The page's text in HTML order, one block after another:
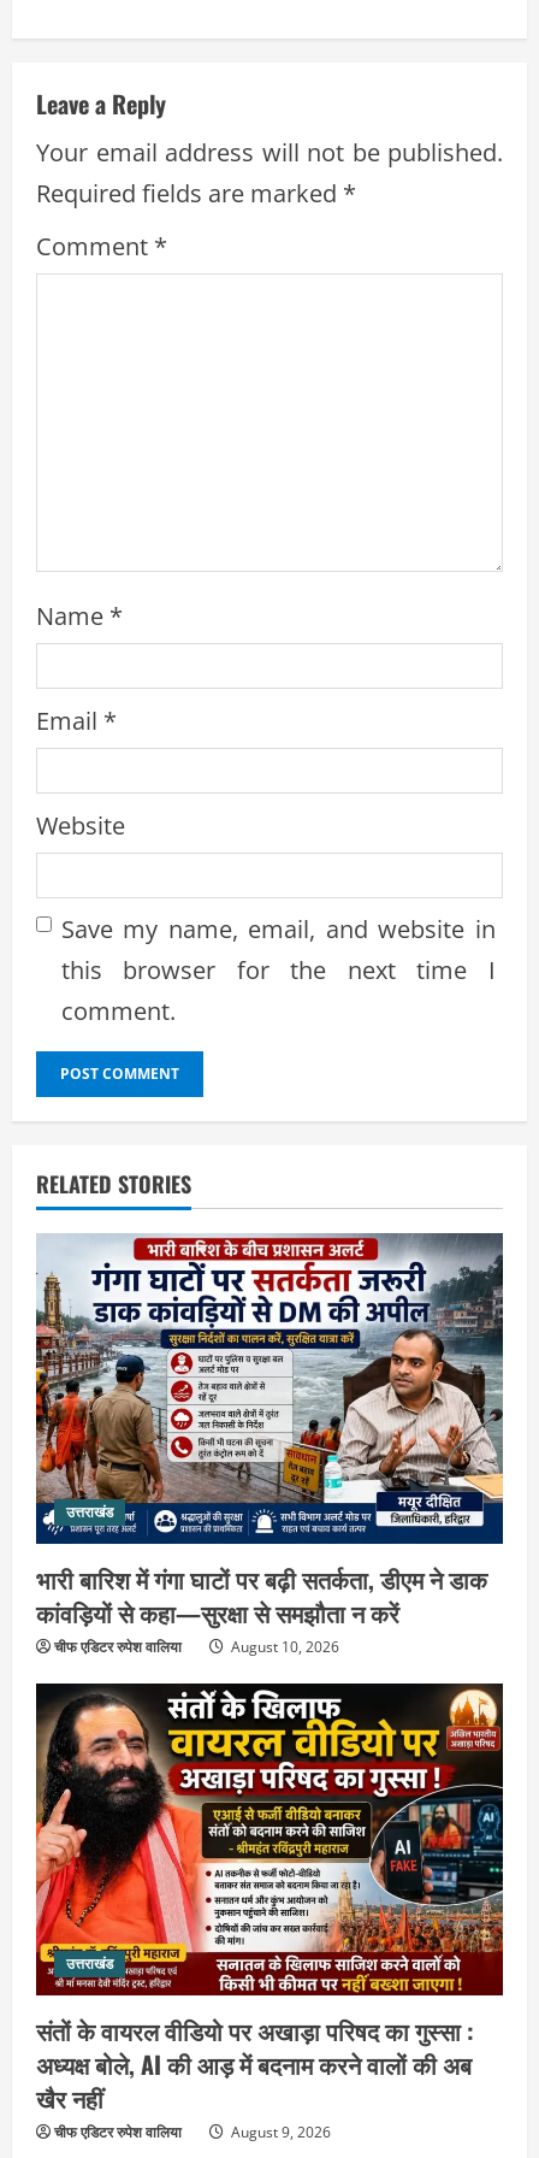
i
n
u
e
R
e
Leave a Reply
Your email address will not be published.
Required fields are marked *
Comment *
Name *
Email *
Website
Save my name, email, and website in
this browser for the next time I
comment.
RELATED STORIES
उत्तराखंड
भारी बारिश में गंगा घाटों पर बढ़ी सतर्कता, डीएम ने डाक
कांवड़ियों से कहा—सुरक्षा से समझौता न करें
चीफ एडिटर रुपेश वालिया August 10, 2026
उत्तराखंड
संतों के वायरल वीडियो पर अखाड़ा परिषद का गुस्सा :
अध्यक्ष बोले, AI की आड़ में बदनाम करने वालों की अब
खैर नहीं
चीफ एडिटर रुपेश वालिया August 9, 2026
2
उत्तराखंड
संतों के वायरल वीडियो पर अखाड़ा परिषद का
गुस्सा : अध्यक्ष बोले, AI की आड़ में बदनाम करने
वालों की अब खैर नहीं
August 9, 2026
3
उत्तराखंड
गंगाजल लेकर इटावा निकलीं सुमन देवी,
अखिलेश यादव को CM बनाने का लिया संकल्प :
हरकी पैड़ी से जल लेकर पहुंचेंगी इटावा,
केदारेश्वर मंदिर में करेंगी जलाभिषेक
August 9, 2026
युवा कांग्रेस के 66वें स्थापना दिवस पर हरिद्वार